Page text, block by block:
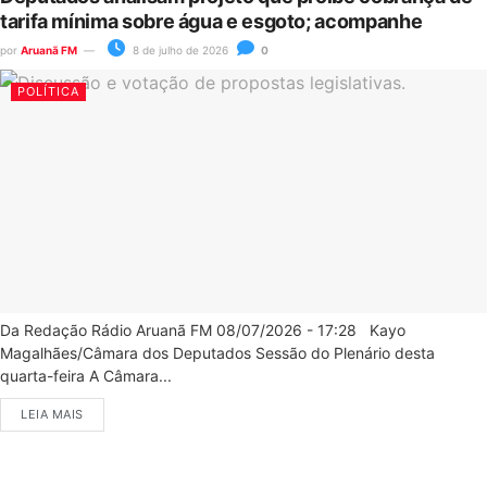
tarifa mínima sobre água e esgoto; acompanhe
por Aruanã FM 8 de julho de 2026 0
POLÍTICA
Da Redação Rádio Aruanã FM 08/07/2026 - 17:28 Kayo
Magalhães/Câmara dos Deputados Sessão do Plenário desta
quarta-feira A Câmara...
LEIA MAIS